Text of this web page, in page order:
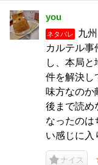
you
ネタバレ
九
カルテル事
し、本局
件を解決し
味方なのか
後まで読め
なったのは
い感じに入
ナイス